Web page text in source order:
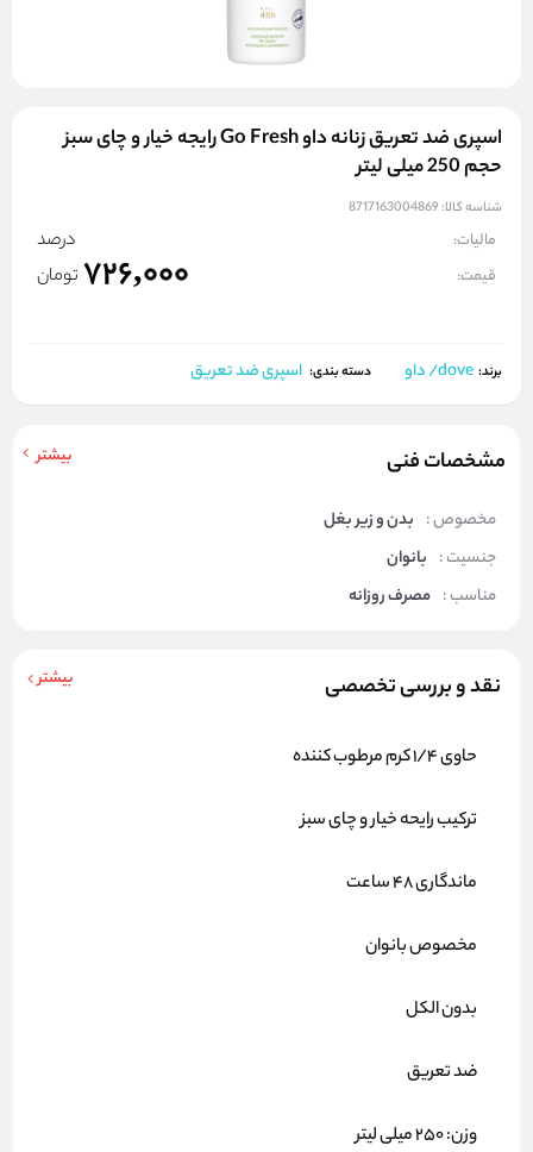
اسپری ضد تعریق زنانه داو Go Fresh رایجه خیار و چای سبز
حجم 250 میلی لیتر
شناسه کالا: 8717163004869
مالیات: درصد
قیمت: 726,000 تومان
برند: dove/ داو دسته بندی: اسپری ضد تعریق
مشخصات فنی بیشتر
مخصوص : بدن و زیر بغل
جنسیت : بانوان
مناسب : مصرف روزانه
نقد و بررسی تخصصی بیشتر
حاوی 1/4 کرم مرطوب کننده
ترکیب رایحه خیار و چای سبز
ماندگاری 48 ساعت
مخصوص بانوان
بدون الکل
ضد تعریق
وزن: 250 میلی لیتر